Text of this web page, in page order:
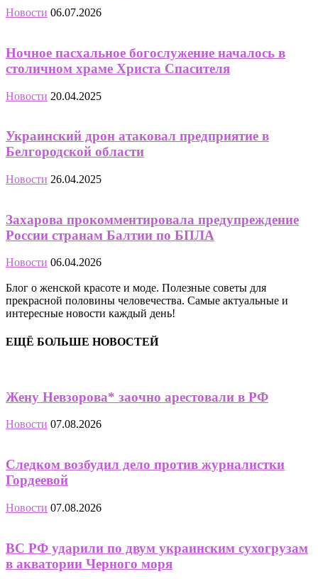
Новости 06.07.2026
Ночное пасхальное богослужение началось в
столичном храме Христа Спасителя
Новости 20.04.2025
Украинский дрон атаковал предприятие в
Белгородской области
Новости 26.04.2025
Захарова прокомментировала предупреждение
России странам Балтии по БПЛА
Новости 06.04.2026
Блог о женской красоте и моде. Полезные советы для
прекрасной половины человечества. Самые актуальные и
интересные новости каждый день!
ЕЩЁ БОЛЬШЕ НОВОСТЕЙ
Жену Невзорова* заочно арестовали в РФ
Новости 07.08.2026
Следком возбудил дело против журналистки
Гордеевой
Новости 07.08.2026
ВС РФ ударили по двум украинским сухогрузам
в акватории Черного моря